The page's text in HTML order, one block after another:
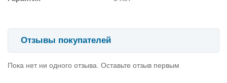
Отзывы покупателей
Пока нет ни одного отзыва. Оставьте отзыв первым